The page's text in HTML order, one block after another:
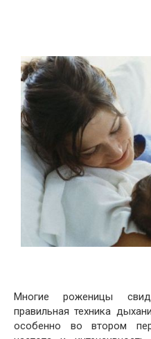
Многие роженицы
правильная техника
особенно во втором